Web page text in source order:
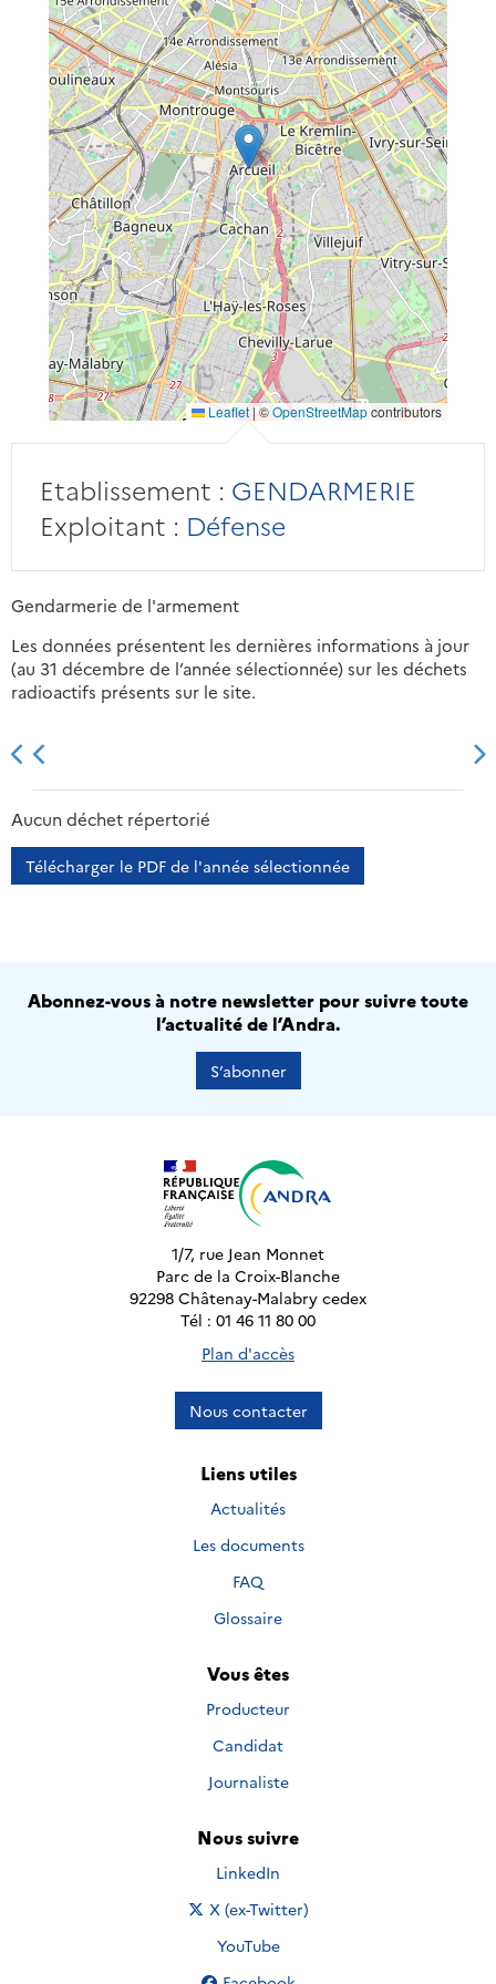
Leaflet|©OpenStreetMapcontributors
Etablissement : GENDARMERIE
Exploitant : Défense
Gendarmerie de l'armement
Les données présentent les dernières informations à jour
(au 31 décembre de l’année sélectionnée) sur les déchets
radioactifs présents sur le site.
2013 2014
Aucun déchet répertorié
Télécharger le PDF de l'année sélectionnée
Abonnez-vous à notre newsletter pour suivre toute
l’actualité de l’Andra.
S’abonner
1/7, rue Jean Monnet
Parc de la Croix-Blanche
92298 Châtenay-Malabry cedex
Tél : 01 46 11 80 00
Plan d'accès
Nous contacter
Liens utiles
Actualités
Les documents
FAQ
Glossaire
Vous êtes
Producteur
Candidat
Journaliste
Nous suivre
Nous suivre sur
LinkedIn
Nous suivre sur
X (ex-Twitter)
Nous suivre sur
YouTube